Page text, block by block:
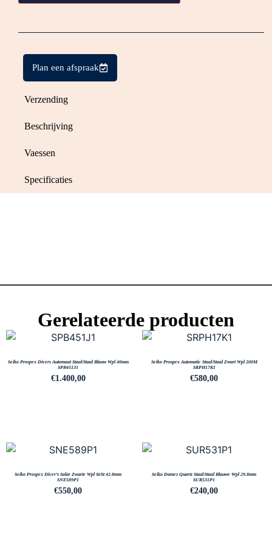
Plan een afspraak
Verzending
Beschrijving
Vaessen
Specificaties
Gerelateerde producten
Seiko Prospex Divers Automaat Staal/Staal Blauw Wpl 40mm
SPB451J1
€1.400,00
Seiko Prospex Automatic Staal/Staal Zwart Wpl 200M
SRPH17K1
€580,00
Seiko Prospex Diver’s Solar Zwarte Wpl St/St 42.8mm
SNE589P1
€550,00
Seiko Dames Quartz Staal/Staal Blauwe Wpl 29.8mm
SUR531P1
€240,00